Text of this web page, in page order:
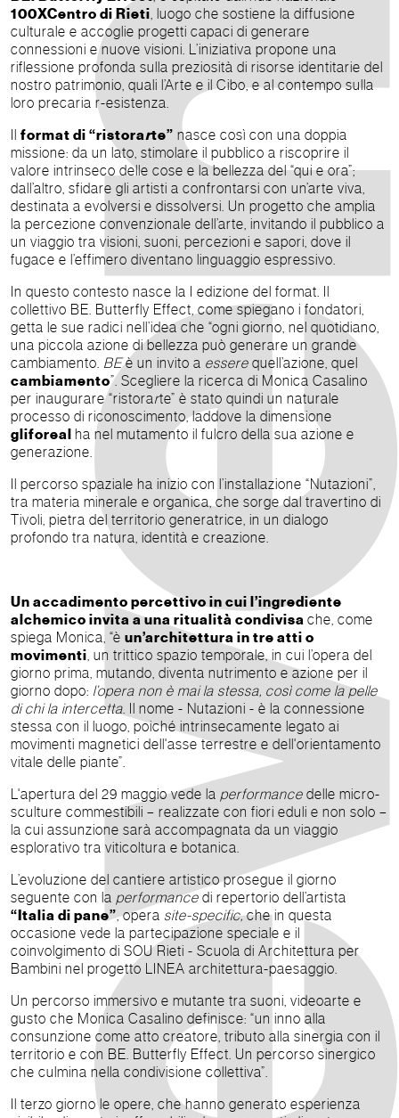
100XCentro di Rieti , luogo che sostiene la diffusione
culturale e accoglie progetti capaci di generare
connessioni e nuove visioni. L’iniziativa propone una
riflessione profonda sulla preziosità di risorse identitarie del
nostro patrimonio, quali l’Arte e il Cibo, e al contempo sulla
loro precaria r-esistenza.
Il format di “ristorarte” nasce così con una doppia
missione: da un lato, stimolare il pubblico a riscoprire il
valore intrinseco delle cose e la bellezza del “qui e ora”;
dall’altro, sfidare gli artisti a confrontarsi con un’arte viva,
destinata a evolversi e dissolversi. Un progetto che amplia
la percezione convenzionale dell’arte, invitando il pubblico a
un viaggio tra visioni, suoni, percezioni e sapori, dove il
fugace e l’effimero diventano linguaggio espressivo.
In questo contesto nasce la I edizione del format. Il
collettivo BE. Butterfly Effect, come spiegano i fondatori,
getta le sue radici nell’idea che “ogni giorno, nel quotidiano,
una piccola azione di bellezza può generare un grande
cambiamento. BEè un invito a essere quell’azione, quel
cambiamento”. Scegliere la ricerca di Monica Casalino
per inaugurare “ristorarte” è stato quindi un naturale
processo di riconoscimento, laddove la dimensione
gliforeal ha nel mutamento il fulcro della sua azione e
generazione.
Il percorso spaziale ha inizio con l’installazione “Nutazioni”,
tra materia minerale e organica, che sorge dal travertino di
Tivoli, pietra del territorio generatrice, in un dialogo
profondo tra natura, identità e creazione.
Un accadimento percettivo in cui l’ingrediente
alchemico invita a una ritualità condivisa che, come
spiega Monica, “è un’architettura in tre atti o
movimenti , un trittico spazio temporale, in cui l’opera del
giorno prima, mutando, diventa nutrimento e azione per il
giorno dopo: l’opera non è mai la stessa, così come la pelle
di chi la intercetta . Il nome - Nutazioni - è la connessione
stessa con il luogo, poiché intrinsecamente legato ai
movimenti magnetici dell'asse terrestre e dell'orientamento
vitale delle piante”.
L'apertura del 29 maggio vede la performance delle micro-
sculture commestibili – realizzate con fiori eduli e non solo –
la cui assunzione sarà accompagnata da un viaggio
esplorativo tra viticoltura e botanica.
L’evoluzione del cantiere artistico prosegue il giorno
seguente con la performance di repertorio dell’artista
“Italia di pane”, opera site-specific,che in questa
occasione vede la partecipazione speciale e il
coinvolgimento di SOU Rieti - Scuola di Architettura per
Bambini nel progetto LINEA architettura-paesaggio.
Un percorso immersivo e mutante tra suoni, videoarte e
gusto che Monica Casalino definisce: “un inno alla
consunzione come atto creatore, tributo alla sinergia con il
territorio e con BE. Butterfly Effect. Un percorso sinergico
che culmina nella condivisione collettiva”.
Il terzo giorno le opere, che hanno generato esperienza